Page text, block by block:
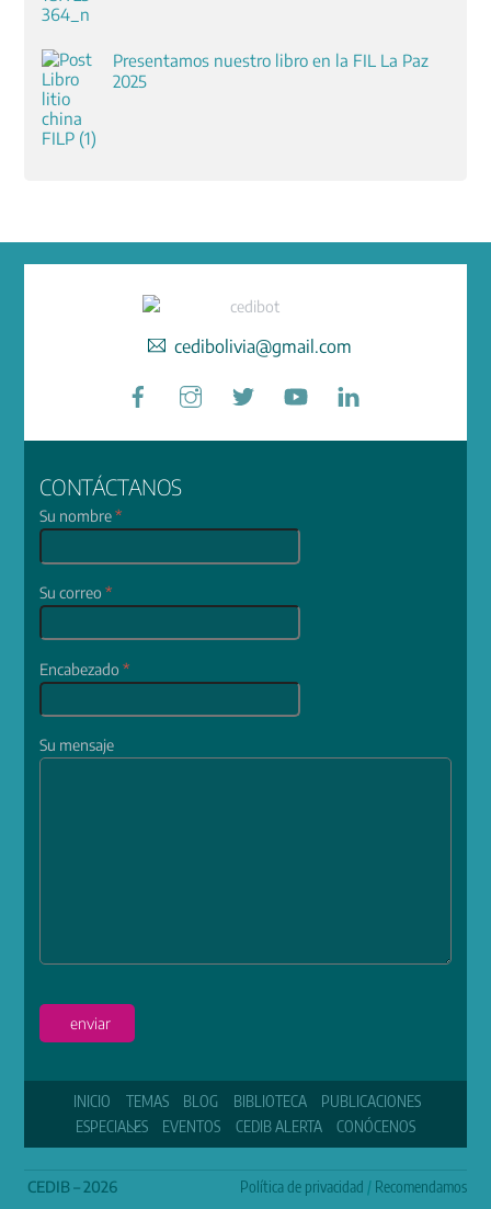
Presentamos nuestro libro en la FIL La Paz
2025
cedibolivia@gmail.com
Facebook
CONTÁCTANOS
Su nombre*
Su correo*
Encabezado*
Su mensaje
enviar
INICIO TEMAS BLOG BIBLIOTECA
PUBLICACIONES
ESPECIALES
EVENTOS CEDIB ALERTA CONÓCENOS
CEDIB – 2026 Política de privacidad / Recomendamos